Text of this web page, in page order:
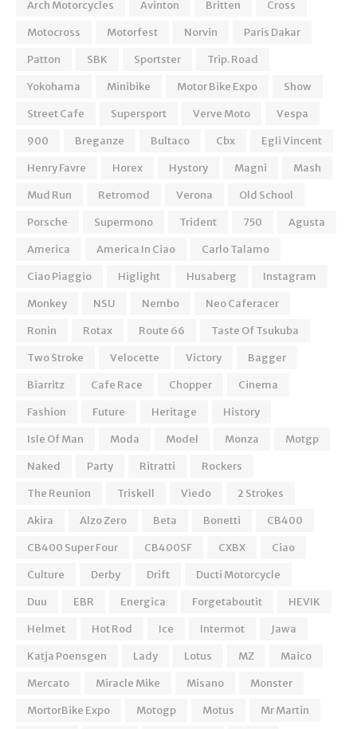
Arch Motorcycles Avinton Britten
Cross
Motocross
Motorfest Norvin
Paris Dakar
Patton
SBK Sportster
Trip. Road
Yokohama
Minibike Motor Bike Expo
Show
Street Cafe
Supersport Verve Moto
Vespa
900
Breganze Bultaco Cbx
Egli Vincent
Henry Favre
Horex Hystory Magni
Mash
Mud Run
Retromod Verona
Old School
Porsche
Supermono Trident 750
Agusta
America
America In Ciao
Carlo Talamo
Ciao Piaggio
Higlight Husaberg
Instagram
Monkey
NSU Nembo
Neo Caferacer
Ronin
Rotax Route 66
Taste Of Tsukuba
Two Stroke
Velocette Victory
Bagger
Biarritz
Cafe Race Chopper
Cinema
Fashion
Future Heritage
History
Isle Of Man
Moda Model Monza
Motgp
Naked
Party Ritratti
Rockers
The Reunion
Triskell Viedo
2 Strokes
Akira
Alzo Zero Beta Bonetti
CB400
CB400 Super Four
CB400SF CXBX
Ciao
Culture
Derby Drift
Ducti Motorcycle
Duu
EBR Energica Forgetaboutit
HEVIK
Helmet
Hot Rod Ice Intermot
Jawa
Katja Poensgen
Lady Lotus MZ
Maico
Mercato
Miracle Mike Misano
Monster
MortorBike Expo
Motogp Motus
Mr Martin